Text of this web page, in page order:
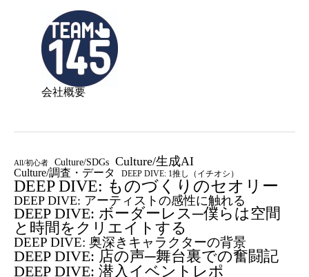
会社概要
All/初心者 Culture/SDGs Culture/生成AI
Culture/調査・データ DEEP DIVE: 1推し（イチオシ）
DEEP DIVE: ものづくりのセオリー
DEEP DIVE: アーティストの感性に触れる
DEEP DIVE: ボーダーレス─僕らは空間
と時間をクリエイトする
DEEP DIVE: 奥深きキャラクターの背景
DEEP DIVE: 店の声─舞台裏での奮闘記
DEEP DIVE: 潜入イベントレポ